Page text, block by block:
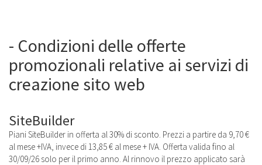
- Condizioni delle offerte
promozionali relative ai servizi di
creazione sito web
SiteBuilder
Piani SiteBuilder in offerta al 30% di sconto. Prezzi a partire da 9,70 €
al mese +IVA, invece di 13,85 € al mese + IVA. Offerta valida fino al
30/09/26 solo per il primo anno. Al rinnovo il prezzo applicato sarà